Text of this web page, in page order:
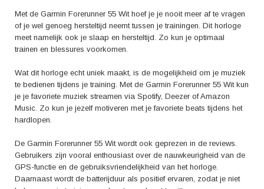
Met de Garmin Forerunner 55 Wit hoef je je nooit meer af te vragen
of je wel genoeg hersteltijd neemt tussen je trainingen. Dit horloge
meet namelijk ook je slaap en hersteltijd. Zo kun je optimaal
trainen en blessures voorkomen.
Wat dit horloge echt uniek maakt, is de mogelijkheid om je muziek
te bedienen tijdens je training. Met de Garmin Forerunner 55 Wit kun
je je favoriete muziek streamen via Spotify, Deezer of Amazon
Music. Zo kun je jezelf motiveren met je favoriete beats tijdens het
hardlopen.
De Garmin Forerunner 55 Wit wordt ook geprezen in de reviews.
Gebruikers zijn vooral enthousiast over de nauwkeurigheid van de
GPS-functie en de gebruiksvriendelijkheid van het horloge.
Daarnaast wordt de batterijduur als positief ervaren, zodat je niet